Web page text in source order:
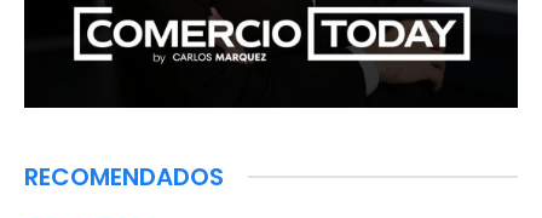
RECOMENDADOS